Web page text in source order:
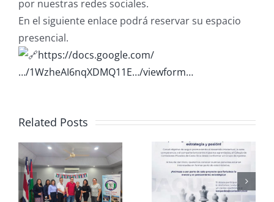
por nuestras redes sociales.
En el siguiente enlace podrá reservar su espacio
presencial.
https://docs.google.com/
…/1WzheAI6nqXDMQ11E…/viewform…
Related Posts
Club de
CCPCR